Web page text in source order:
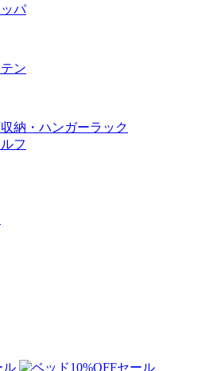
パ
ン
納・ハンガーラック
フ